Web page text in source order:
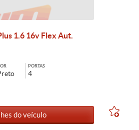
1.6 16v Flex Aut.
PORTAS
4
do veículo